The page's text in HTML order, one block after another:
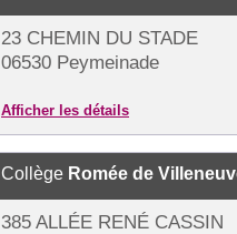
23 CHEMIN DU STADE
06530 Peymeinade
Afficher les détails
Collège Romée de
385 ALLÉE RENÉ CASSIN